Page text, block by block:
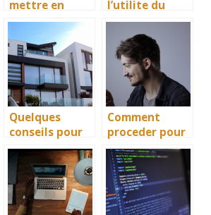
mettre en
place une TMA
ou tierce
maintenance
applicative ?
l’utilite du
metaverse et
du web3 ?
Quelques
conseils pour
faire des
economies en
copiant son
badge
d’immeuble
Comment
proceder pour
avoir un
numero RIO ?